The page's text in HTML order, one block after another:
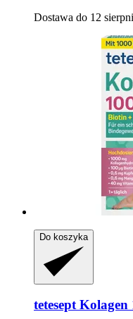
Dostawa do 12
Do koszyka
teteseptKolagen